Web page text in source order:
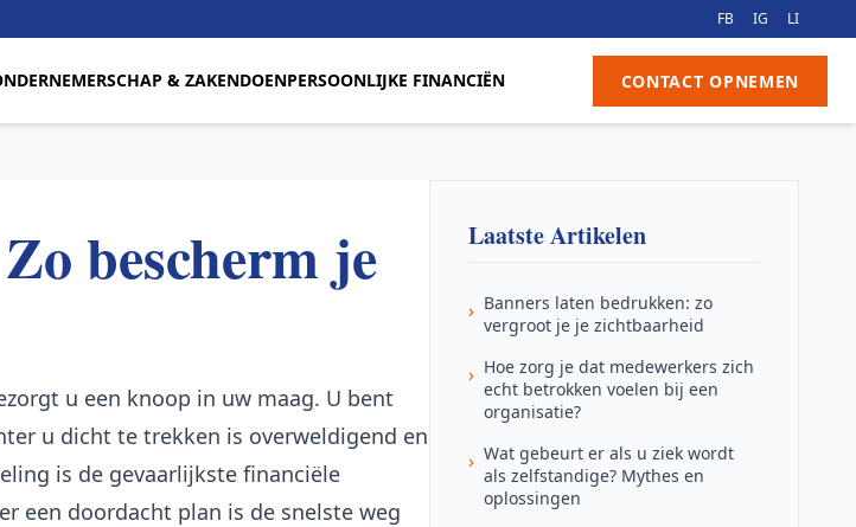
FB IG LI
& ZAKENDOENPERSOONLIJKE FINANCIËN CONTACT OPNEMEN
bescherm je
u een knoop in uw maag. U bent
u dicht te trekken is overweldigend en
is de gevaarlijkste financiële
een doordacht plan is de snelste weg
Laatste Artikelen
› Banners laten bedrukken: zo
vergroot je je zichtbaarheid
› Hoe zorg je dat medewerkers zich
echt betrokken voelen bij een
organisatie?
› Wat gebeurt er als u ziek wordt
als zelfstandige? Mythes en
oplossingen